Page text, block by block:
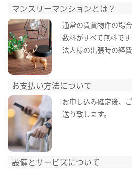
マンスリーマンションとは？
通常の賃貸物件の場
数料がすべて無料です
法人様の出張時の経
お支払い方法について
お申し込み確定後、
送り致します。
設備とサービスについて